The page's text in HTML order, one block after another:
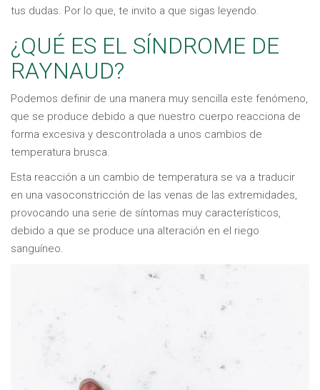
tus dudas. Por lo que, te invito a que sigas leyendo.
¿QUÉ ES EL SÍNDROME DE
RAYNAUD?
Podemos definir de una manera muy sencilla este fenómeno,
que se produce debido a que nuestro cuerpo reacciona de
forma excesiva y descontrolada a unos cambios de
temperatura brusca.
Esta reacción a un cambio de temperatura se va a traducir
en una vasoconstricción de las venas de las extremidades,
provocando una serie de síntomas muy característicos,
debido a que se produce una alteración en el riego
sanguíneo.